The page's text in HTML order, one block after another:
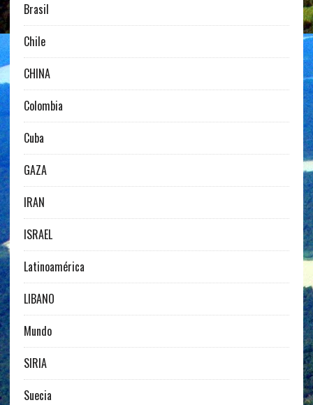
Brasil
Chile
CHINA
Colombia
Cuba
GAZA
IRAN
ISRAEL
Latinoamérica
LIBANO
Mundo
SIRIA
Suecia